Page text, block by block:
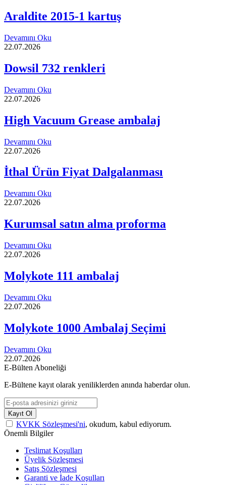
Araldite 2015-1 kartuş
Devamını Oku
22.07.2026
Dowsil 732 renkleri
Devamını Oku
22.07.2026
High Vacuum Grease ambalaj
Devamını Oku
22.07.2026
İthal Ürün Fiyat Dalgalanması
Devamını Oku
22.07.2026
Kurumsal satın alma proforma
Devamını Oku
22.07.2026
Molykote 111 ambalaj
Devamını Oku
22.07.2026
Molykote 1000 Ambalaj Seçimi
Devamını Oku
22.07.2026
E-Bülten Aboneliği
E-Bültene kayıt olarak yeniliklerden anında haberdar olun.
Kayıt Ol
KVKK Sözleşmesi'ni, okudum, kabul ediyorum.
Önemli Bilgiler
Teslimat Koşulları
Üyelik Sözleşmesi
Satış Sözleşmesi
Garanti ve İade Koşulları